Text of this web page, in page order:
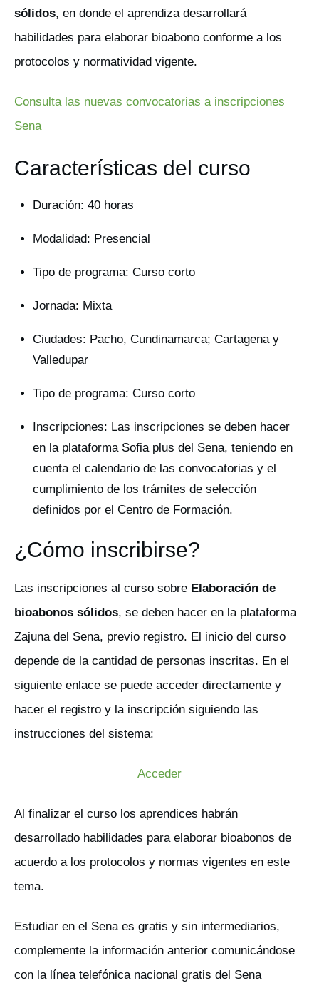
sólidos, en donde el aprendiza desarrollará
habilidades para elaborar bioabono conforme a los
protocolos y normatividad vigente.
Consulta las nuevas convocatorias a inscripciones
Sena
Características del curso
Duración: 40 horas
Modalidad: Presencial
Tipo de programa: Curso corto
Jornada: Mixta
Ciudades: Pacho, Cundinamarca; Cartagena y
Valledupar
Tipo de programa: Curso corto
Inscripciones: Las inscripciones se deben hacer
en la plataforma Sofia plus del Sena, teniendo en
cuenta el calendario de las convocatorias y el
cumplimiento de los trámites de selección
definidos por el Centro de Formación.
¿Cómo inscribirse?
Las inscripciones al curso sobre Elaboración de
bioabonos sólidos, se deben hacer en la plataforma
Zajuna del Sena, previo registro. El inicio del curso
depende de la cantidad de personas inscritas. En el
siguiente enlace se puede acceder directamente y
hacer el registro y la inscripción siguiendo las
instrucciones del sistema:
Acceder
Al finalizar el curso los aprendices habrán
desarrollado habilidades para elaborar bioabonos de
acuerdo a los protocolos y normas vigentes en este
tema.
Estudiar en el Sena es gratis y sin intermediarios,
complemente la información anterior comunicándose
con la línea telefónica nacional gratis del Sena